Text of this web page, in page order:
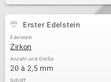
Erster Edelstein
Edelstein
Zirkon
Anzahl und Größe
20 à 2,5 mm
Schliff